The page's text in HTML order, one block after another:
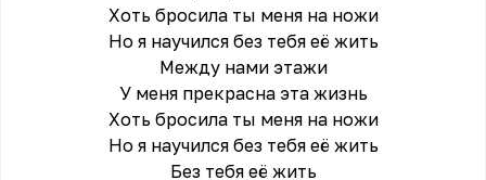
Хоть бросила ты меня на ножи
Но я научился без тебя её жить
Между нами этажи
У меня прекрасна эта жизнь
Хоть бросила ты меня на ножи
Но я научился без тебя её жить
Без тебя её жить